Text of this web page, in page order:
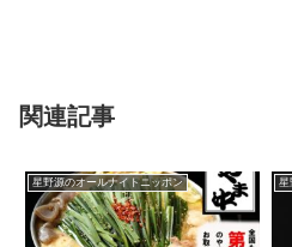
関連記事
星野源のオールナイトニッポン 星